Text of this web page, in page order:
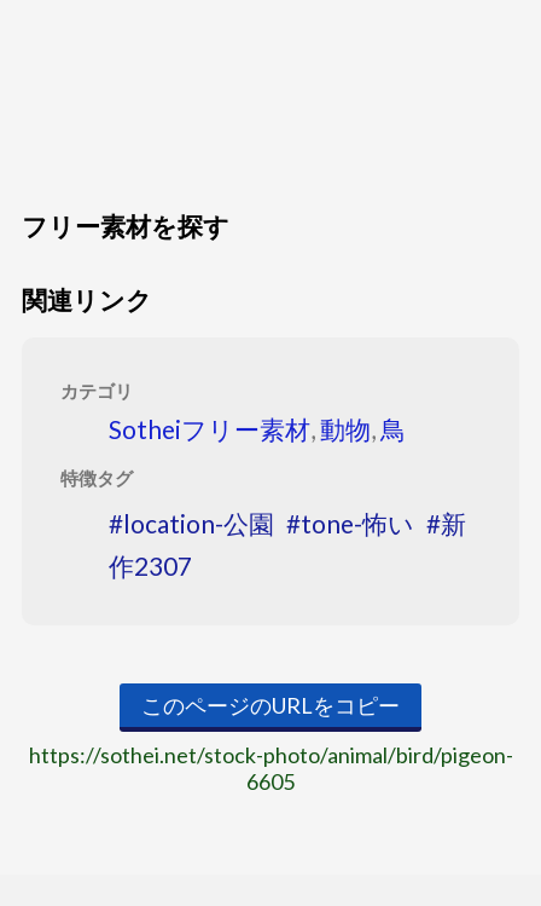
フリー素材を探す
関連リンク
カテゴリ
Sotheiフリー素材,動物, 鳥
特徴タグ
location-公園 tone-怖い
新
作2307
このページのURLをコピー
https://sothei.net/stock-photo/animal/bird/pigeon-
6605